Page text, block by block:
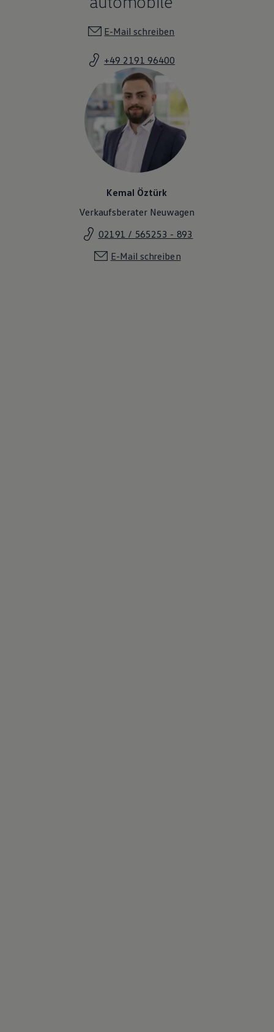
E-Mail schreiben
+49 2191 96400
Kemal Öztürk
Verkaufsberater Neuwagen
02191 / 565253 - 893
E-Mail schreiben